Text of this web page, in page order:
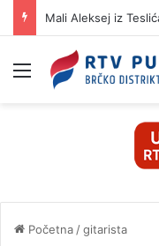
Izbornik
Početna /gitarista